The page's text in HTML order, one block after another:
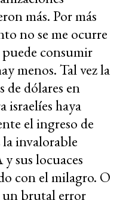
más. Por más
no se me ocurre
consumir
menos. Tal vez la
de dólares en
israelíes haya
el ingreso de
la invalorable
sus locuaces
con el milagro. O
un brutal error